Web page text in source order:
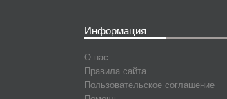
Информация
О нас
Правила сайта
Пользовательское соглашение